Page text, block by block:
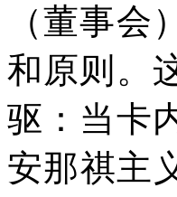
（董事
和原则。
驱：当卡
安那祺主